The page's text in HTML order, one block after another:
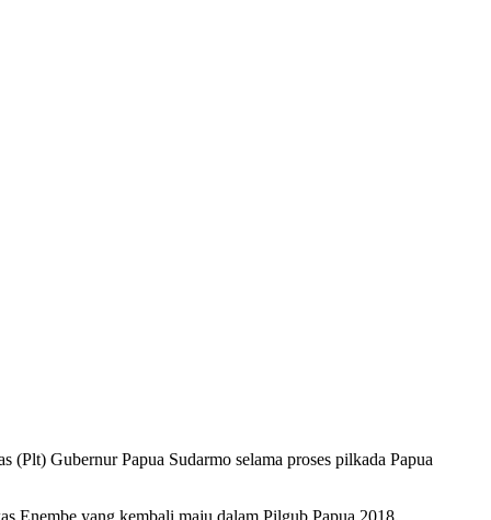
Gubernur Papua Sudarmo selama proses pilkada Papua
Enembe yang kembali maju dalam Pilgub Papua 2018.